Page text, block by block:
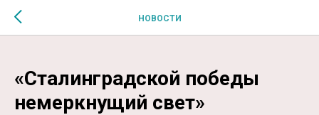
$MESSAGE$
НОВОСТИ
«Сталинградской победы
немеркнущий свет»